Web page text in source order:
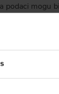
ili
podatke i
vaše
trećim